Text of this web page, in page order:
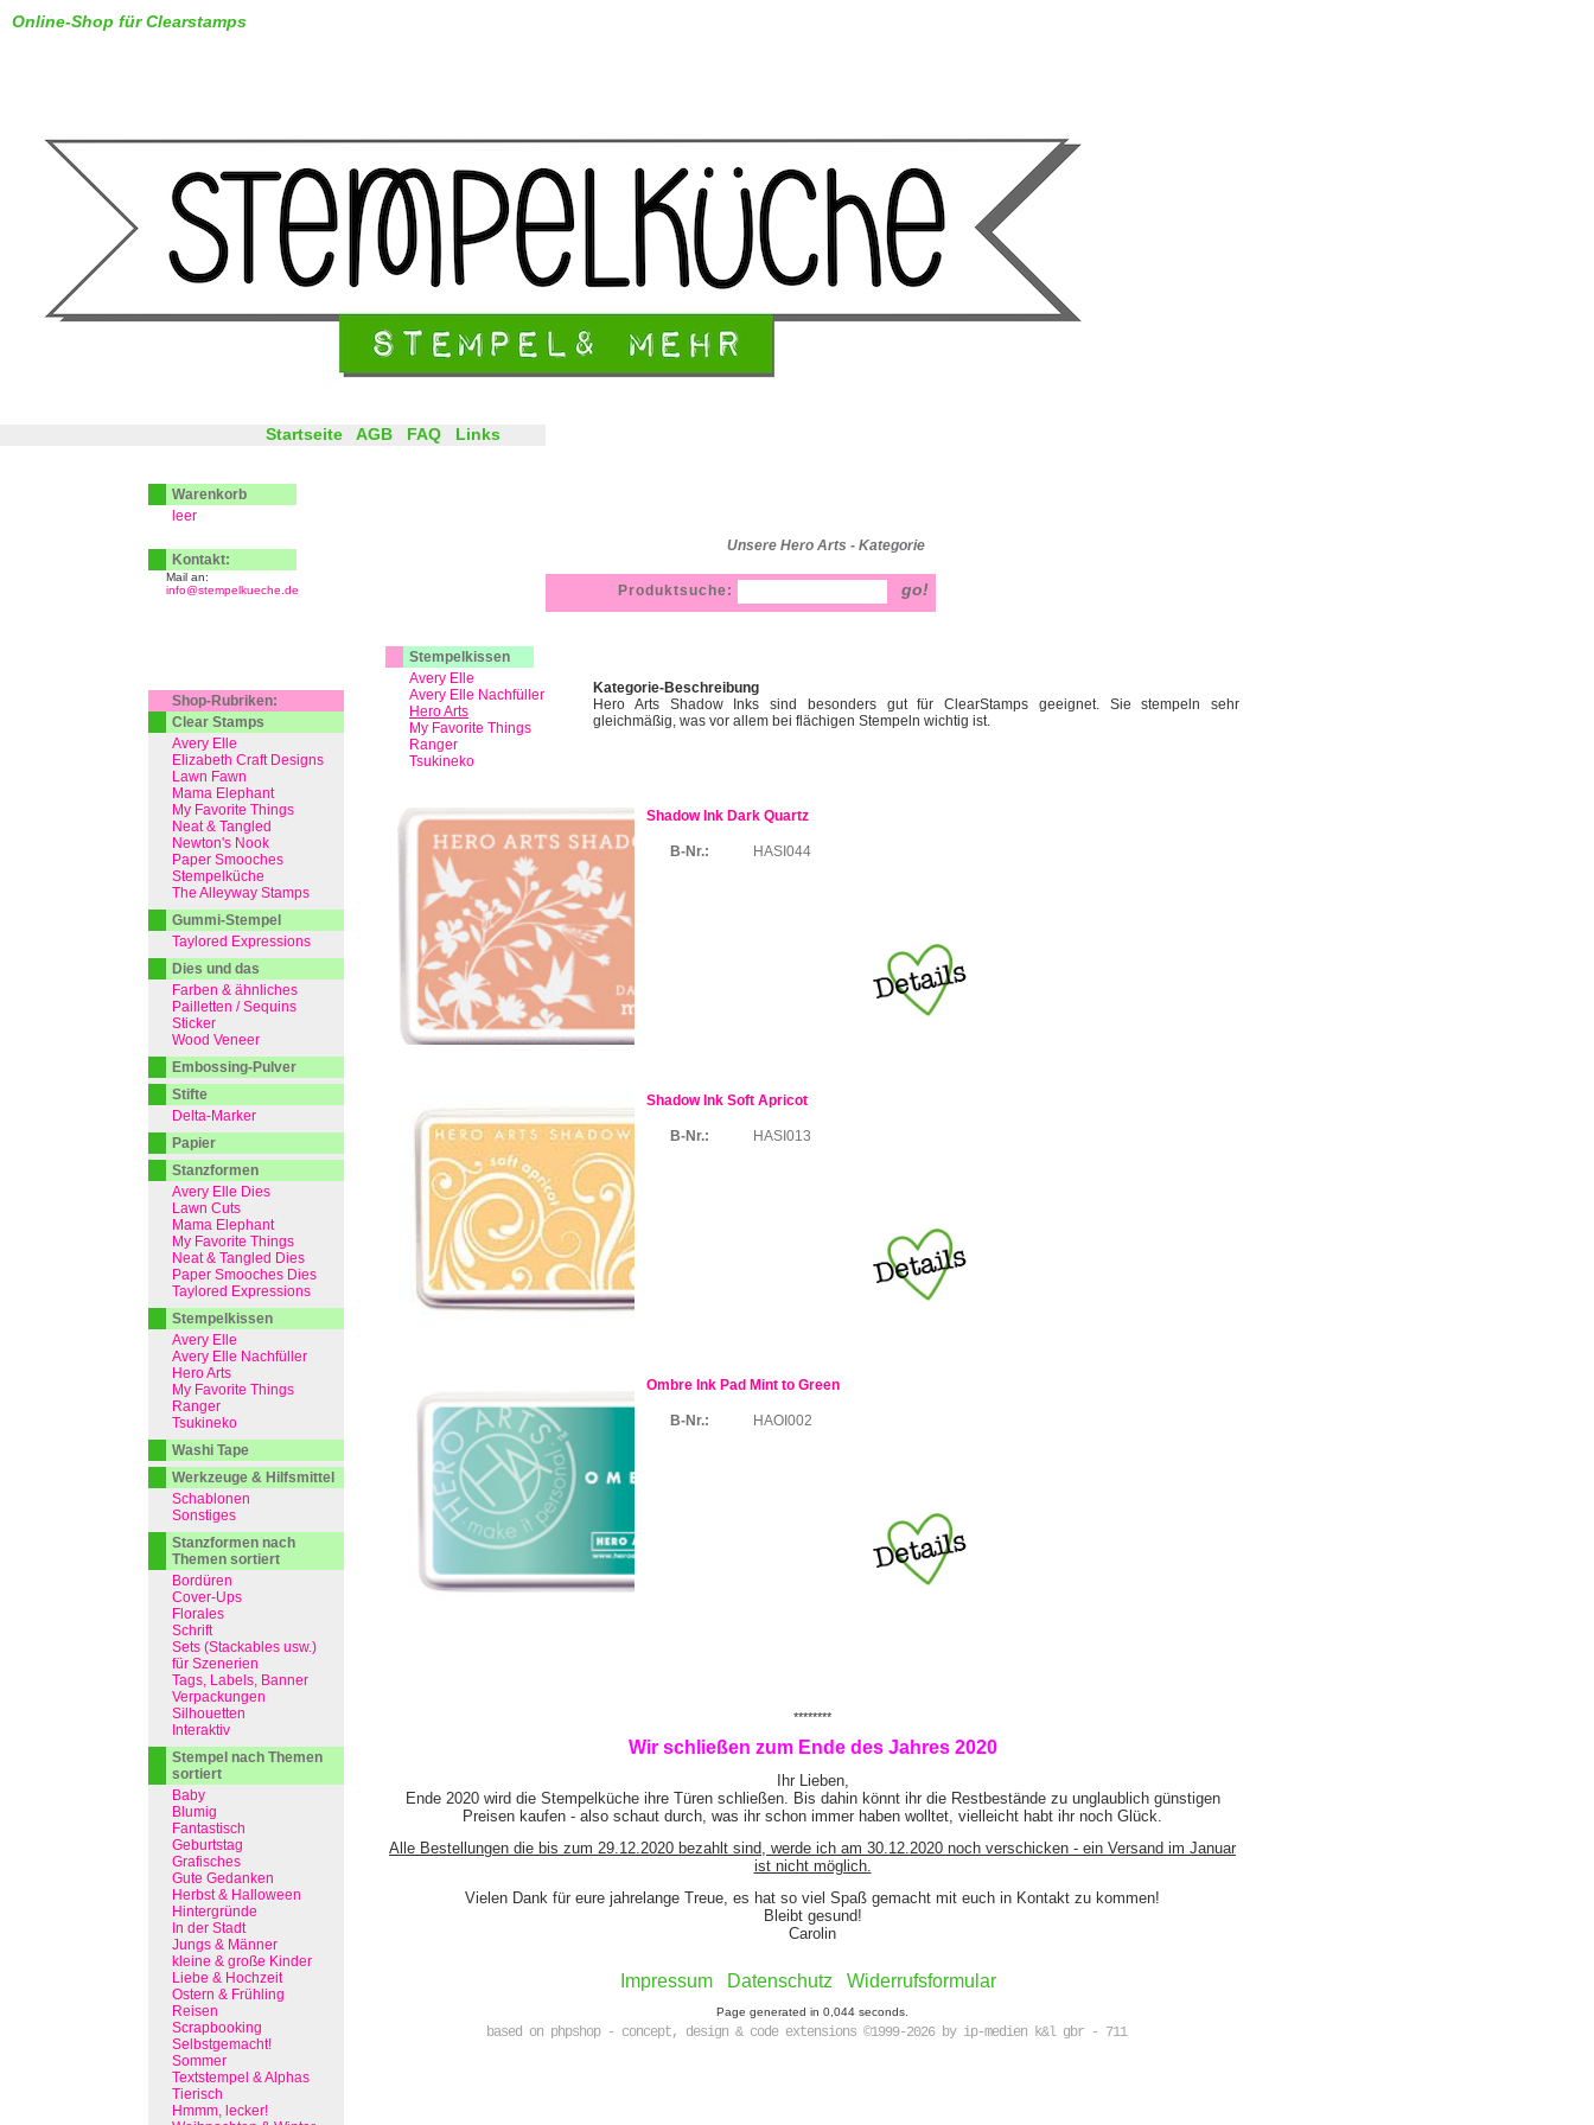
Unsere Hero Arts - Kategorie
Online-Shop für Clearstamps
Stempelkissen
Avery Elle
Avery Elle Nachfüller
Hero Arts
My Favorite Things
Ranger
Tsukineko
Kategorie-Beschreibung
Hero Arts Shadow Inks sind besonders gut für ClearStamps geeignet. Sie stempeln sehr
gleichmäßig, was vor allem bei flächigen Stempeln wichtig ist.
Shadow Ink Dark Quartz
B-Nr.: HASI044
Shadow Ink Soft Apricot
B-Nr.: HASI013
Ombre Ink Pad Mint to Green
B-Nr.: HAOI002
********
Wir schließen zum Ende des Jahres 2020
Ihr Lieben,
Ende 2020 wird die Stempelküche ihre Türen schließen. Bis dahin könnt ihr die Restbestände zu unglaublich günstigen
Preisen kaufen - also schaut durch, was ihr schon immer haben wolltet, vielleicht habt ihr noch Glück.
Alle Bestellungen die bis zum 29.12.2020 bezahlt sind, werde ich am 30.12.2020 noch verschicken - ein Versand im Januar
ist nicht möglich.
Vielen Dank für eure jahrelange Treue, es hat so viel Spaß gemacht mit euch in Kontakt zu kommen!
Bleibt gesund!
Carolin
Impressum Datenschutz Widerrufsformular
Page generated in 0,044 seconds.
based on phpshop - concept, design & code extensions ©1999-2026 by ip-medien k&l gbr - 711
Startseite AGB FAQ Links
Produktsuche:
Warenkorb
leer
Kontakt:
Mail an:
info@stempelkueche.de
Shop-Rubriken:
Clear Stamps
Avery Elle
Elizabeth Craft Designs
Lawn Fawn
Mama Elephant
My Favorite Things
Neat & Tangled
Newton's Nook
Paper Smooches
Stempelküche
The Alleyway Stamps
Gummi-Stempel
Taylored Expressions
Dies und das
Farben & ähnliches
Pailletten / Sequins
Sticker
Wood Veneer
Embossing-Pulver
Stifte
Delta-Marker
Papier
Stanzformen
Avery Elle Dies
Lawn Cuts
Mama Elephant
My Favorite Things
Neat & Tangled Dies
Paper Smooches Dies
Taylored Expressions
Stempelkissen
Avery Elle
Avery Elle Nachfüller
Hero Arts
My Favorite Things
Ranger
Tsukineko
Washi Tape
Werkzeuge & Hilfsmittel
Schablonen
Sonstiges
Stanzformen nach
Themen sortiert
Bordüren
Cover-Ups
Florales
Schrift
Sets (Stackables usw.)
für Szenerien
Tags, Labels, Banner
Verpackungen
Silhouetten
Interaktiv
Stempel nach Themen
sortiert
Baby
Blumig
Fantastisch
Geburtstag
Grafisches
Gute Gedanken
Herbst & Halloween
Hintergründe
In der Stadt
Jungs & Männer
kleine & große Kinder
Liebe & Hochzeit
Ostern & Frühling
Reisen
Scrapbooking
Selbstgemacht!
Sommer
Textstempel & Alphas
Tierisch
Hmmm, lecker!